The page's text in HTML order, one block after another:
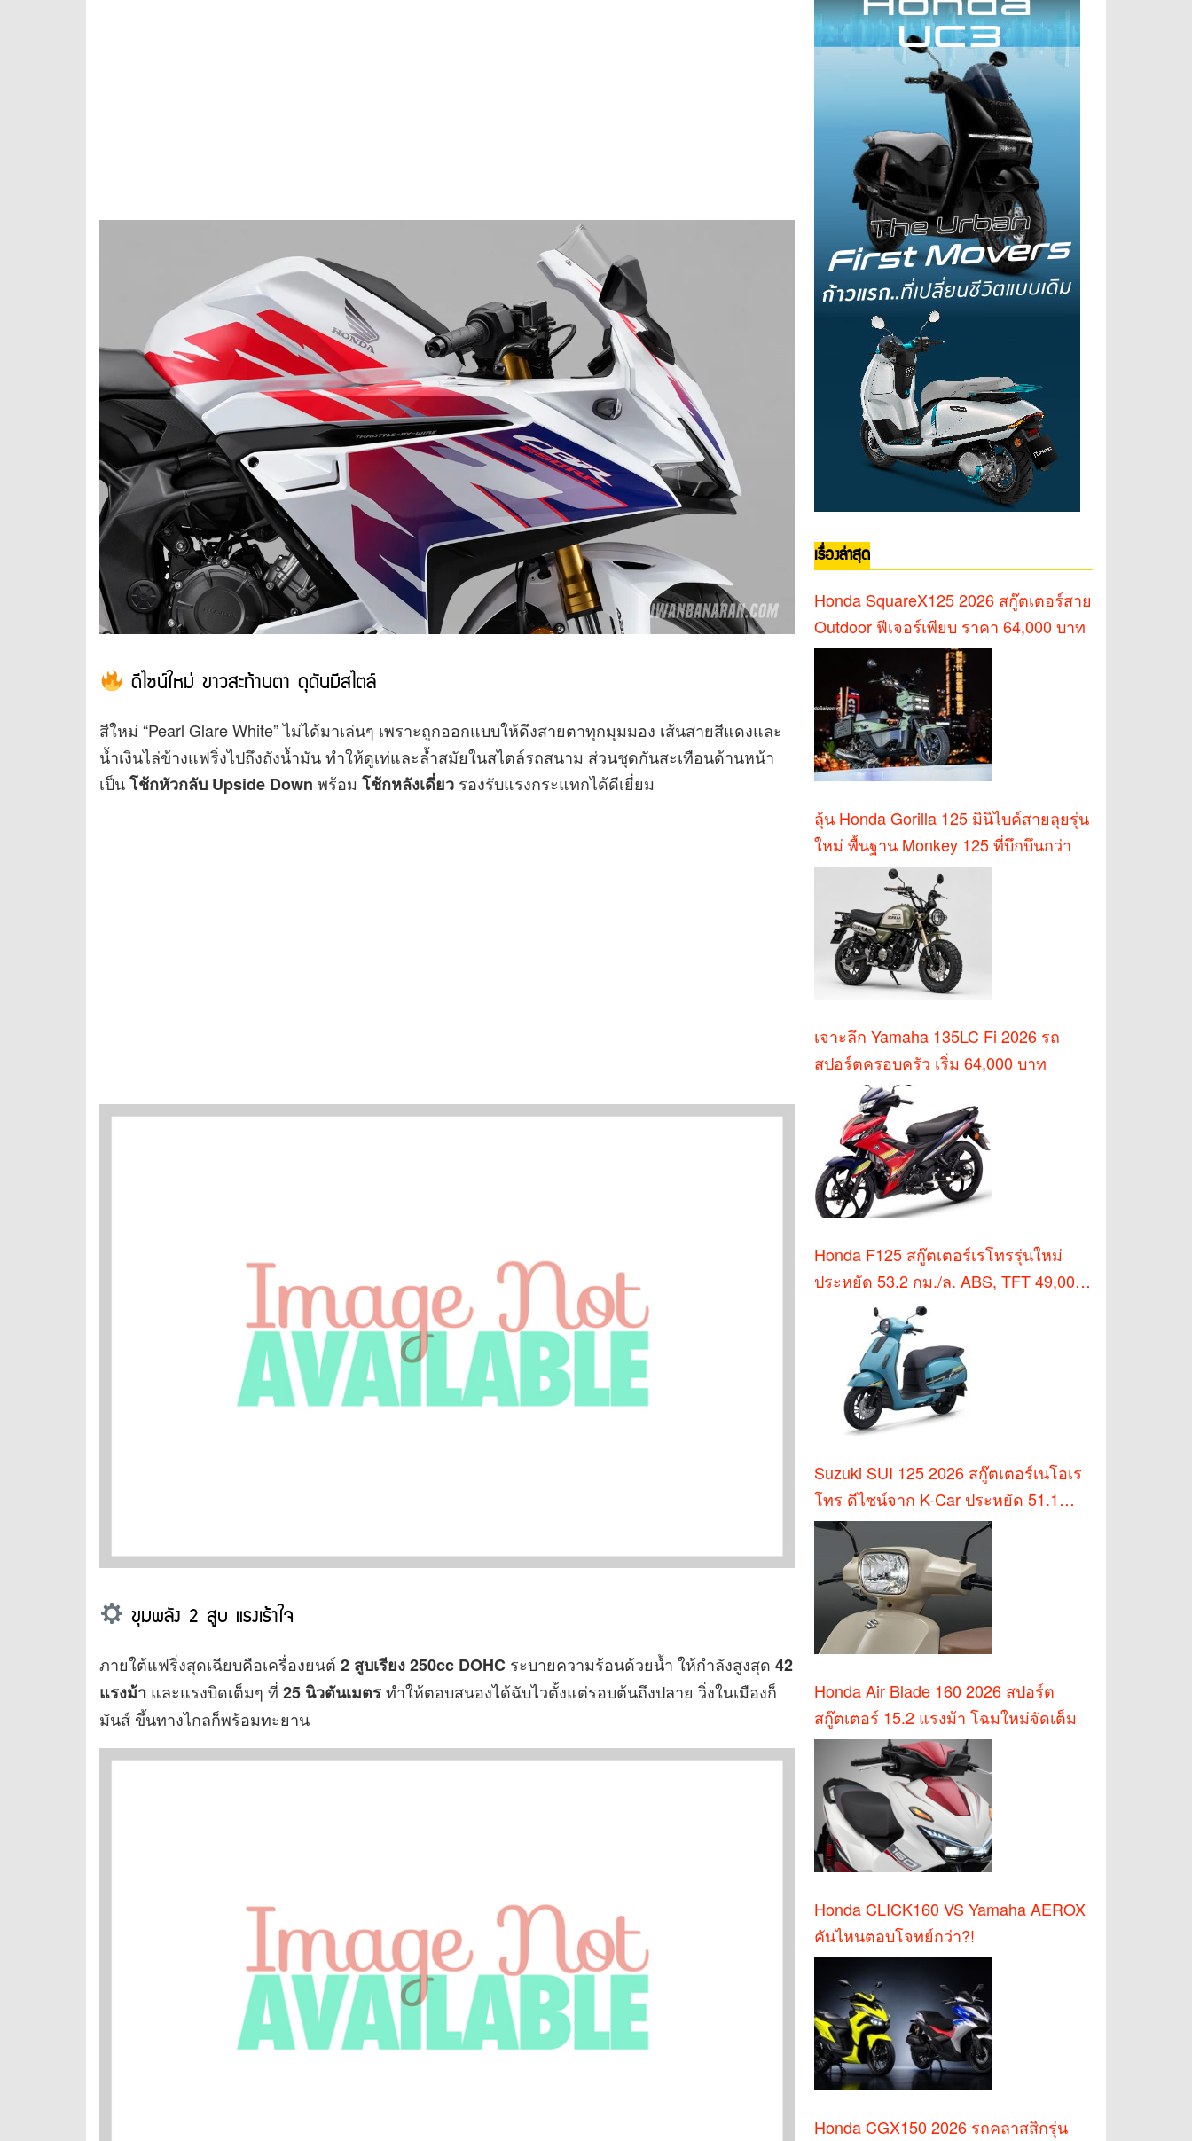
ดีไซน์ใหม่ ขาวสะท้านตา ดุดันมีสไตล์
สีใหม่ “Pearl Glare White” ไม่ได้มาเล่นๆ เพราะถูกออกแบบให้ดึงสายตาทุกมุมมอง เส้นสายสีแดงและ
น้ำเงินไล่ข้างแฟริ่งไปถึงถังน้ำมัน ทำให้ดูเท่และล้ำสมัยในสไตล์รถสนาม ส่วนชุดกันสะเทือนด้านหน้า
เป็นโช้กหัวกลับ Upside Down พร้อม โช้กหลังเดี่ยว รองรับแรงกระแทกได้ดีเยี่ยม
ขุมพลัง 2 สูบ แรงเร้าใจ
ภายใต้แฟริ่งสุดเฉียบคือเครื่องยนต์2 สูบเรียง 250cc DOHC ระบายความร้อนด้วยน้ำ ให้กำลังสูงสุด 42
แรงม้า และแรงบิดเต็มๆ ที่ 25 นิวตันเมตรทำให้ตอบสนองได้ฉับไวตั้งแต่รอบต้นถึงปลาย วิ่งในเมืองก็
มันส์ ขึ้นทางไกลก็พร้อมทะยาน
เรื่องล่าสุด
Honda SquareX125 2026 สกู๊ตเตอร์สาย
Outdoor ฟีเจอร์เพียบ ราคา 64,000 บาท
ลุ้น Honda Gorilla 125 มินิไบค์สายลุยรุ่น
ใหม่ พื้นฐาน Monkey 125 ที่บึกบึนกว่า
เจาะลึก Yamaha 135LC Fi 2026 รถ
สปอร์ตครอบครัว เริ่ม 64,000 บาท
Honda F125 สกู๊ตเตอร์เรโทรรุ่นใหม่
ประหยัด 53.2 กม./ล. ABS, TFT 49,000
Suzuki SUI 125 2026 สกู๊ตเตอร์เนโอเร
โทร ดีไซน์จาก K-Car ประหยัด 51.1
กม./ล.
Honda Air Blade 160 2026 สปอร์ต
สกู๊ตเตอร์ 15.2 แรงม้า โฉมใหม่จัดเต็ม
Honda CLICK160 VS Yamaha AEROX
คันไหนตอบโจทย์กว่า?!
Honda CGX150 2026 รถคลาสสิกรุ่น